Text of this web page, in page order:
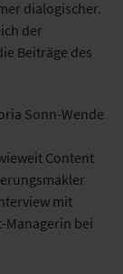
dialogischer.
der
Beiträge des
Sonn-Wende
Content
mit
Managerin bei